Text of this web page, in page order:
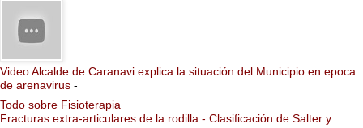
Video Alcalde de Caranavi explica la situación del Municipio en epoca
de arenavirus -
Todo sobre Fisioterapia
Fracturas extra-articulares de la rodilla - Clasificación de Salter y